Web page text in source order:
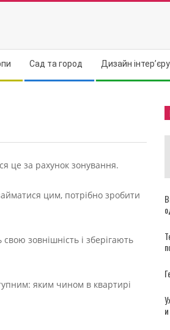
Сад та город Дизайн інтер’єру
це за рахунок зонування.
цим, потрібно зробити
зовнішність і зберігають
яким чином в квартирі